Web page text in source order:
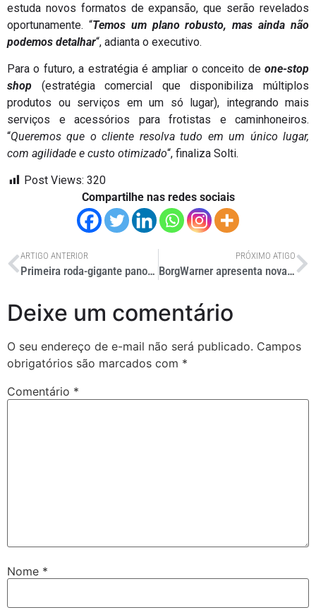
estuda novos formatos de expansão, que serão revelados
oportunamente. “Temos um plano robusto, mas ainda não
podemos detalhar“, adianta o executivo.
Para o futuro, a estratégia é ampliar o conceito de one-stop
shop (estratégia comercial que disponibiliza múltiplos
produtos ou serviços em um só lugar), integrando mais
serviços e acessórios para frotistas e caminhoneiros.
“Queremos que o cliente resolva tudo em um único lugar,
com agilidade e custo otimizado“, finaliza Solti.
Post Views: 320
Compartilhe nas redes sociais
ARTIGO ANTERIOR
Primeira roda-gigante panorâmica do Nordeste chega ao Brasil
PRÓXIMO ATIGO
BorgWarner apresenta novas tecnologias para o mercado pesado
Deixe um comentário
O seu endereço de e-mail não será publicado. Campos
obrigatórios são marcados com *
Comentário *
Nome *